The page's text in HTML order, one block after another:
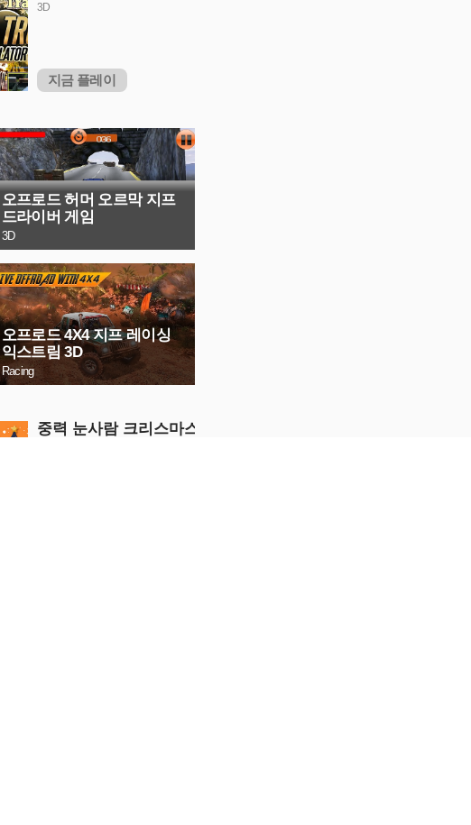
3D
지금 플레이
오프로드 허머 오르막 지프
드라이버 게임
3D
오프로드 4X4 지프 레이싱
익스트림 3D
Racing
중력 눈사람 크리스마스